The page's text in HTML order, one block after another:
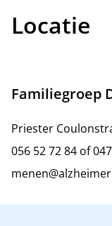
Locatie
Familiegroep
Priester
056 52 72 84 of